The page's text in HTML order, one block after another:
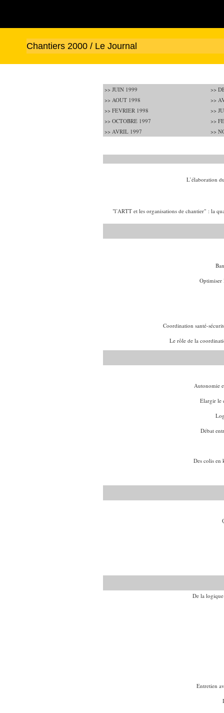
Chantiers 2000 / Le Journal
>> JUIN 1999
>>
>> AOUT 1998
>>
>> FEVRIER 1998
>>
>> OCTOBRE 1997
>>
>> AVRIL 1997
>>
L’élaboration
"l’ARTT et les organisations de chantier" : la
Optimiser
Coordination santé-
Le rôle de la
Autonomie
Elargir le
Débat
Des colis en
De la
Entretien